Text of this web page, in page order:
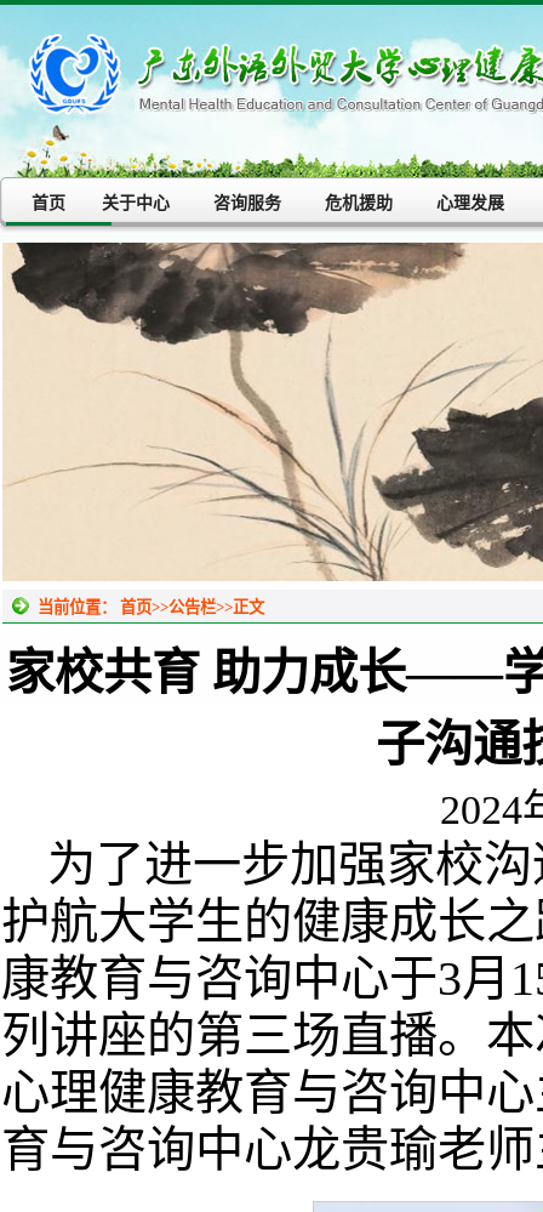
首页 关于中心 咨询服务 危机援助 心理发展
当前位置：首页>>公告栏>>正文
家校共育 助力成长——
子沟通
2024
为了进一步加强家校
护航大学生的健康成长
康教育与咨询中心于3月
列讲座的第三场直播。
心理健康教育与咨询中
育与咨询中心龙贵瑜老